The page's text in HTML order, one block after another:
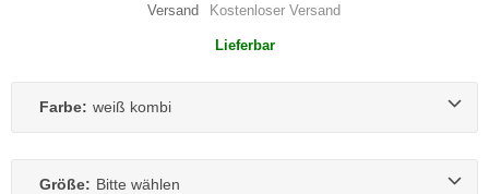
Versand Kostenloser Versand
Lieferbar
Farbe: weiß kombi
Größe: Bitte wählen